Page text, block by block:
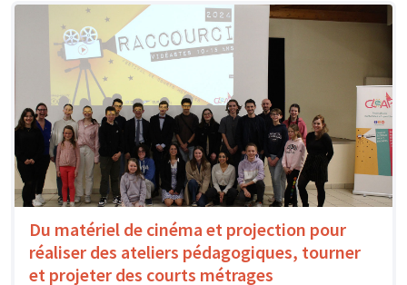
Du matériel de cinéma et projection pour
réaliser des ateliers pédagogiques, tourner
et projeter des courts métrages